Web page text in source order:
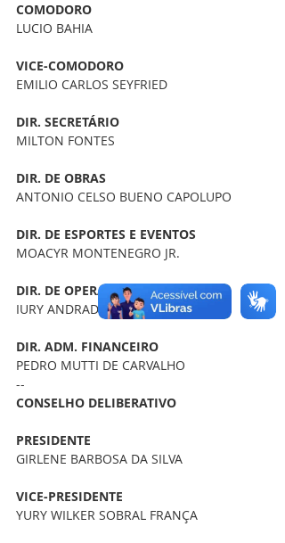
COMODORO
LUCIO BAHIA
VICE-COMODORO
EMILIO CARLOS SEYFRIED
DIR. SECRETÁRIO
MILTON FONTES
DIR. DE OBRAS
ANTONIO CELSO BUENO CAPOLUPO
DIR. DE ESPORTES E EVENTOS
MOACYR MONTENEGRO JR.
​DIR. DE OPERAÇÕES
IURY ANDRADE MELO
​DIR. ADM. FINANCEIRO
PEDRO MUTTI DE CARVALHO
--
CONSELHO DELIBERATIVO
PRESIDENTE
GIRLENE BARBOSA DA SILVA
VICE-PRESIDENTE
YURY WILKER SOBRAL FRANÇA